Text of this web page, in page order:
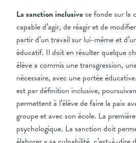
La sanction inclusivese fonde sur la
capable d’agir, de réagir et de
partir d’un travail sur lui-même et
éducatif. Il doit en résulter quelque
élève a commis une transgression,
nécessaire, avec une portée
est par définition inclusive,
permettent à l’élève de faire la paix
groupe et avec son école. La
psychologique. La sanction doit